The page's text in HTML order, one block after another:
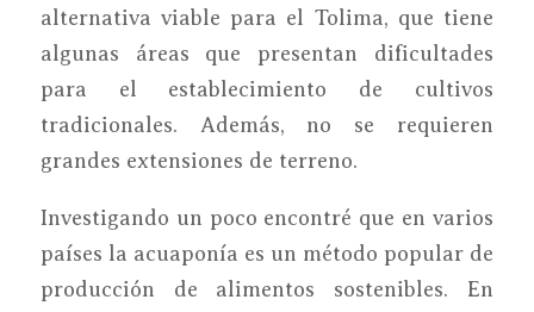
alternativa viable para el Tolima, que tiene
algunas áreas que presentan dificultades
para el establecimiento de cultivos
tradicionales. Además, no se requieren
grandes extensiones de terreno.
Investigando un poco encontré que en varios
países la acuaponía es un método popular de
producción de alimentos sostenibles. En